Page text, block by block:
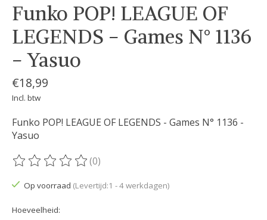
Funko POP! LEAGUE OF
LEGENDS - Games N° 1136
- Yasuo
€18,99
Incl. btw
Funko POP! LEAGUE OF LEGENDS - Games N° 1136 -
Yasuo
De beoordeling van dit product is
(0)
Op voorraad (Levertijd:1 - 4 werkdagen)
Hoeveelheid: